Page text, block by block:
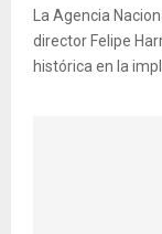
La Agencia
director Felipe
histórica en la